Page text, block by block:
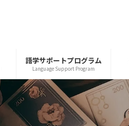
語学サポートプログラム
Language Support Program